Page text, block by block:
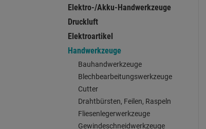
Elektro-/Akku-Handwerkzeuge
Druckluft
Elektroartikel
Handwerkzeuge
Bauhandwerkzeuge
Blechbearbeitungswerkzeuge
Cutter
Drahtbürsten, Feilen, Raspeln
Fliesenlegerwerkzeuge
Gewindeschneidwerkzeuge